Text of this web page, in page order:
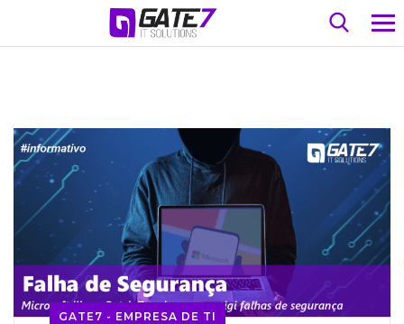
GATE7 - EMPRESA DE TI